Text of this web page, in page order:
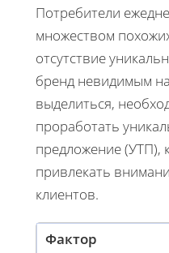
Потребители
множеством
отсутствие
бренд невидимым
выделиться,
проработать
предложение (УТП),
привлекать
клиентов.
Фактор